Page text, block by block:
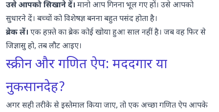
उसे आपको सिखाने दें। मानो आप गिनना भूल गए हों। उसे आपको
सुधारने दें। बच्चों को विशेषज्ञ बनना बहुत पसंद होता है।
ब्रेक लें। एक हफ़्ते का ब्रेक कोई खोया हुआ साल नहीं है। जब वह फिर से
जिज्ञासु हो, तब लौट आइए।
स्क्रीन और गणित ऐप: मददगार या
नुकसानदेह?
अगर सही तरीके से इस्तेमाल किया जाए, तो एक अच्छा गणित ऐप आपके